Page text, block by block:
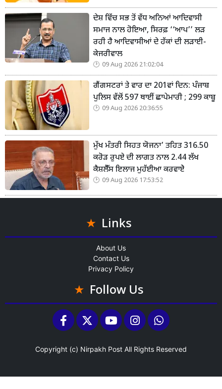
ਦੇਸ਼ ਵਿੱਚ ਸਭ ਤੋਂ ਵੱਧ ਅਨਿਆਂ ਆਦਿਵਾਸੀ
ਸਮਾਜ ਨਾਲ ਹੋਇਆ, ਸਿਰਫ਼ ‘‘ਆਪ’’ ਲੜ
ਰਹੀ ਹੈ ਆਦਿਵਾਸੀਆਂ ਦੇ ਹੱਕਾਂ ਦੀ ਲੜਾਈ-
ਕੇਜਰੀਵਾਲ
09 Aug 2026 21:02:04
ਗੈਂਗਸਟਰਾਂ ਤੇ ਵਾਰ ਦਾ 201ਵਾਂ ਦਿਨ: ਪੰਜਾਬ
ਪੁਲਿਸ ਵੱਲੋਂ 597 ਥਾਈਂ ਛਾਪੇਮਾਰੀ ; 299 ਕਾਬੂ
09 Aug 2026 20:36:55
ਮੁੱਖ ਮੰਤਰੀ ਸਿਹਤ ਯੋਜਨਾ’ ਤਹਿਤ 316.50
ਕਰੋੜ ਰੁਪਏ ਦੀ ਲਾਗਤ ਨਾਲ 2.44 ਲੱਖ
ਕੈਸ਼ਲੈੱਸ ਇਲਾਜ ਮੁਹੱਈਆ ਕਰਵਾਏੇ
09 Aug 2026 17:53:52
Links
About Us
Contact Us
Privacy Policy
Follow Us
Copyright (c) Nirpakh Post All Rights Reserved